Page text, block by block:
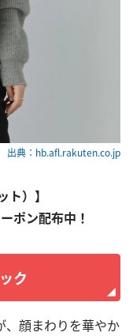
出典：hb.afl.rakuten.co.jp
ト）】
ポン配布中！
ク
、顔まわりを華やか